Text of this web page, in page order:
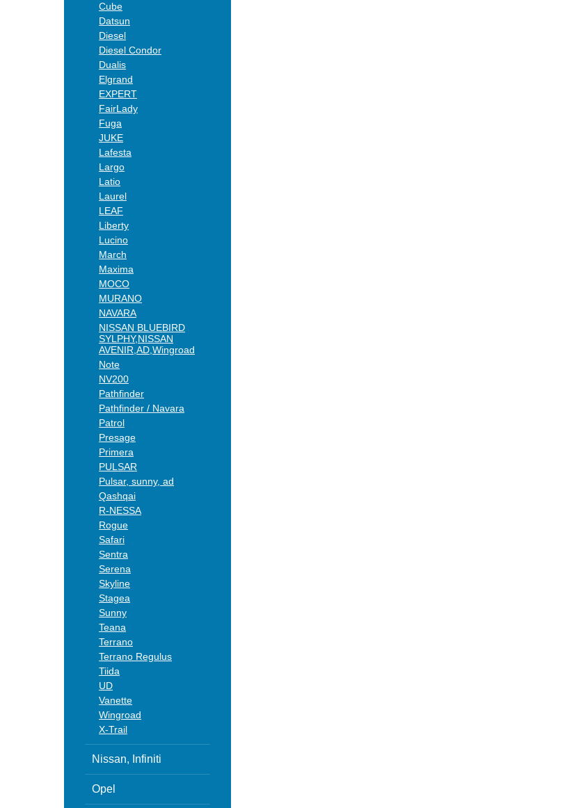
Cube
Datsun
Diesel
Diesel Condor
Dualis
Elgrand
EXPERT
FairLady
Fuga
JUKE
Lafesta
Largo
Latio
Laurel
LEAF
Liberty
Lucino
March
Maxima
MOCO
MURANO
NAVARA
NISSAN BLUEBIRD
SYLPHY,NISSAN
AVENIR,AD,Wingroad
Note
NV200
Pathfinder
Pathfinder / Navara
Patrol
Presage
Primera
PULSAR
Pulsar, sunny, ad
Qashqai
R-NESSA
Rogue
Safari
Sentra
Serena
Skyline
Stagea
Sunny
Teana
Terrano
Terrano Regulus
Tiida
UD
Vanette
Wingroad
X-Trail
Nissan, Infiniti
Opel